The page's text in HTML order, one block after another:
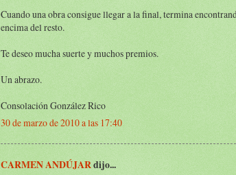
Cuando una obra consigue llegar a la final, termina
encima del resto.
Te deseo mucha suerte y muchos premios.
Un abrazo.
Consolación González Rico
30 de marzo de 2010 a las 17:40
CARMEN ANDÚJARdijo...